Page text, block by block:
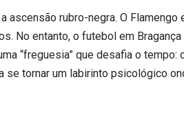
ascensão rubro-negra. O
No entanto, o futebol em
“freguesia” que desafia o
tornar um labirinto psicológico